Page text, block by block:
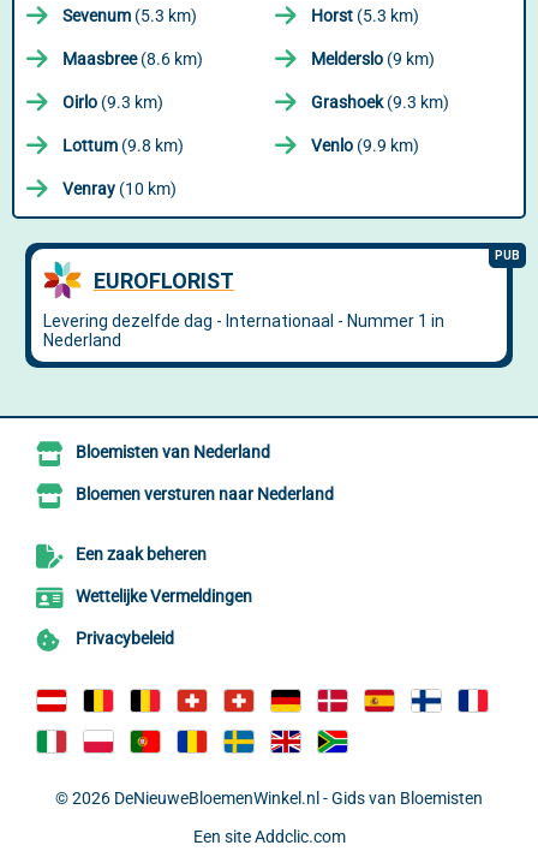
Sevenum (5.3 km) Horst (5.3 km)
Maasbree(8.6 km) Melderslo (9 km)
Oirlo (9.3 km) Grashoek(9.3 km)
Lottum (9.8 km) Venlo (9.9 km)
Venray (10 km)
Bloemisten van Nederland
Bloemen versturen naar Nederland
Een zaak beheren
Wettelijke Vermeldingen
Privacybeleid
© 2026 DeNieuweBloemenWinkel.nl - Gids van Bloemisten
Een site Addclic.com